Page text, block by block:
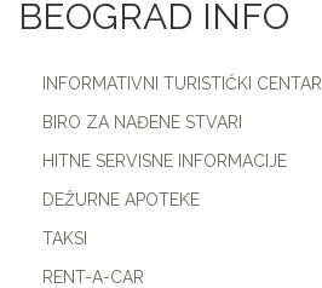
BEOGRAD INFO
INFORMATIVNI TURISTIČKI CENTAR
BIRO ZA NAĐENE STVARI
HITNE SERVISNE INFORMACIJE
DEŽURNE APOTEKE
TAKSI
RENT-A-CAR